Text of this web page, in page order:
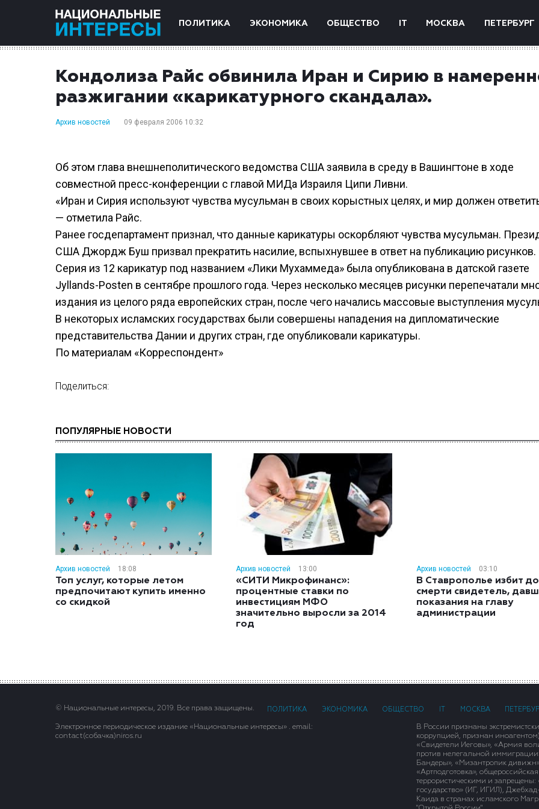
ПОЛИТИКА ЭКОНОМИКА ОБЩЕСТВО IT МОСКВА ПЕТЕРБУРГ
Кондолиза Райс обвинила Иран и Сирию в
разжигании «карикатурного скандала».
Архив новостей 09 февраля 2006 10:32
Об этом глава внешнеполитического ведомства США заявила в среду в Вашингтоне в ходе
совместной пресс-конференции с главой МИДа Израиля Ципи Ливни.
«Иран и Сирия используют чувства мусульман в своих корыстных целях, и мир должен
— отметила Райс.
Ранее госдепартамент признал, что данные карикатуры оскорбляют чувства мусульман.
США Джордж Буш призвал прекратить насилие, вспыхнувшее в ответ на публикацию рисунков.
Cерия из 12 карикатур под названием «Лики Мухаммеда» была опубликована в датской газете
Jyllands-Posten в сентябре прошлого года. Через несколько месяцев рисунки перепечатали
издания из целого ряда европейских стран, после чего начались массовые выступления
В некоторых исламских государствах были совершены нападения на дипломатические
представительства Дании и других стран, где опубликовали карикатуры.
По материалам «Корреспондент»
Поделиться:
ПОПУЛЯРНЫЕ НОВОСТИ
Архив новостей 18:08
Топ услуг, которые летом
предпочитают купить именно
со скидкой
Архив новостей 13:00
«СИТИ Микрофинанс»:
процентные ставки по
инвестициям МФО
значительно выросли за 2014
год
Архив новостей 03:10
В Ставрополье избит до
смерти свидетель,
показания на главу
администрации
© Национальные интересы, 2019. Все права защищены. ПОЛИТИКА ЭКОНОМИКА ОБЩЕСТВО МОСКВА
Электронное периодическое издание «Национальные интересы» . email:
contact(сoбaчка)niros.ru
В России признаны
коррупцией, признан
«Свидетели Иеговы», «Армия
против нелегальной
Бандеры», «Мизантропик
«Артподготовка»,
террористическими и
государство» (ИГ, ИГИЛ),
Каида в странах исламского